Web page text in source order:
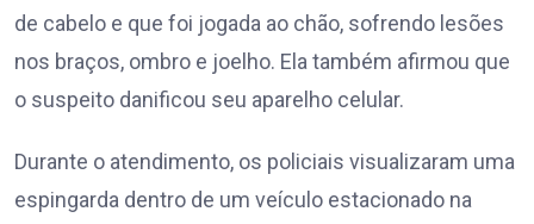
de cabelo e que foi jogada ao chão, sofrendo lesões
nos braços, ombro e joelho. Ela também afirmou que
o suspeito danificou seu aparelho celular.
Durante o atendimento, os policiais visualizaram uma
espingarda dentro de um veículo estacionado na